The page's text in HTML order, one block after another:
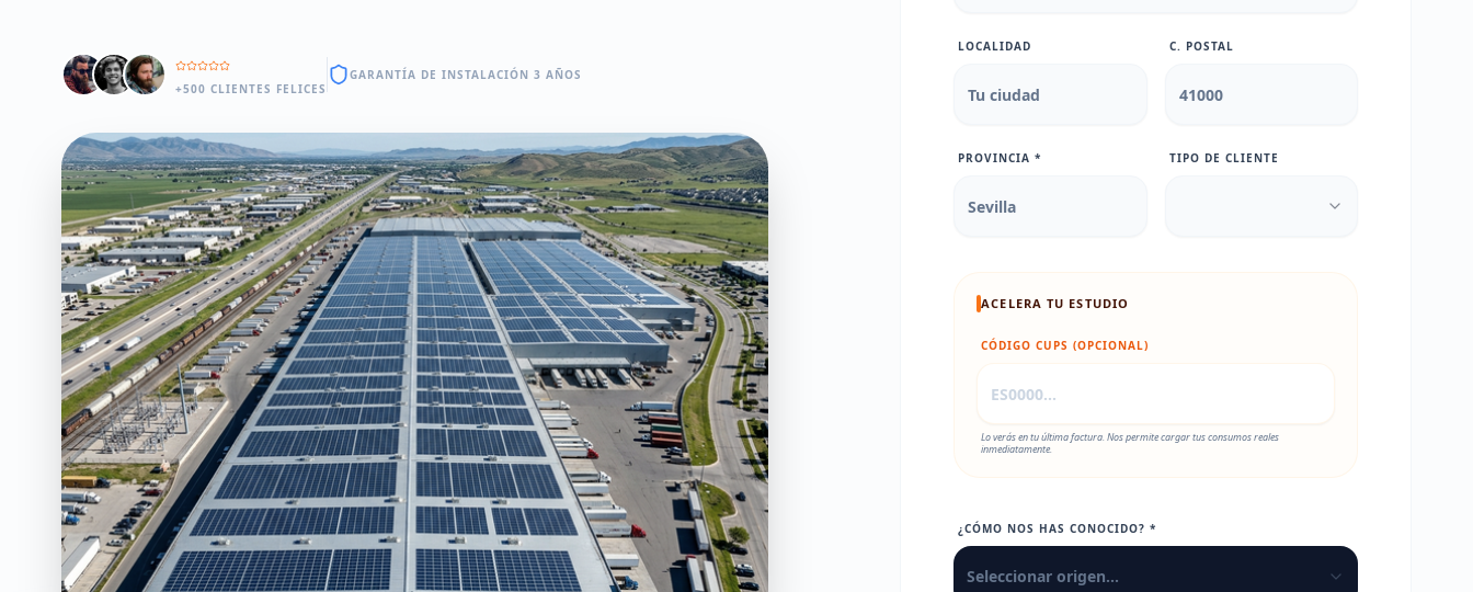
+500 CLIENTES FELICES
GARANTÍA DE INSTALACIÓN 3 AÑOS
LOCALIDAD C. POSTAL
PROVINCIA * TIPO DE CLIENTE
ACELERA TU ESTUDIO
CÓDIGO CUPS (OPCIONAL)
Lo verás en tu última factura. Nos permite cargar tus consumos reales
inmediatamente.
¿CÓMO NOS HAS CONOCIDO? *
Seleccionar origen...